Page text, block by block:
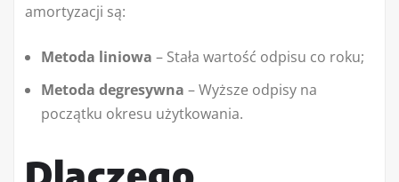
amortyzacji są:
Metoda liniowa – Stała wartość odpisu co roku;
Metoda degresywna – Wyższe odpisy na
początku okresu użytkowania.